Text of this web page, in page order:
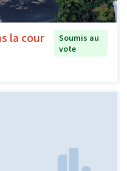
la cour
Soumis au
vote